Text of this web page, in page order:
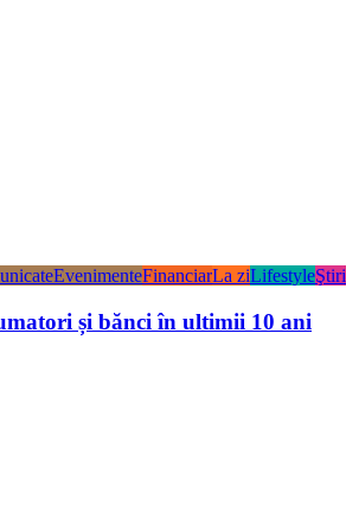
EvenimenteFinanciarLa ziLifestyleŞtiri
și bănci în ultimii 10 ani